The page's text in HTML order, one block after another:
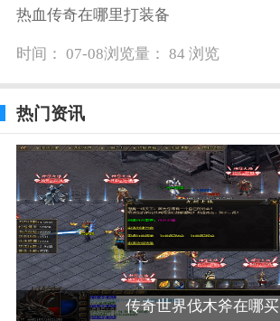
热血传奇在哪里打装备
时间： 07-08浏览量： 84 浏览
热门资讯
传奇世界伐木斧在哪买